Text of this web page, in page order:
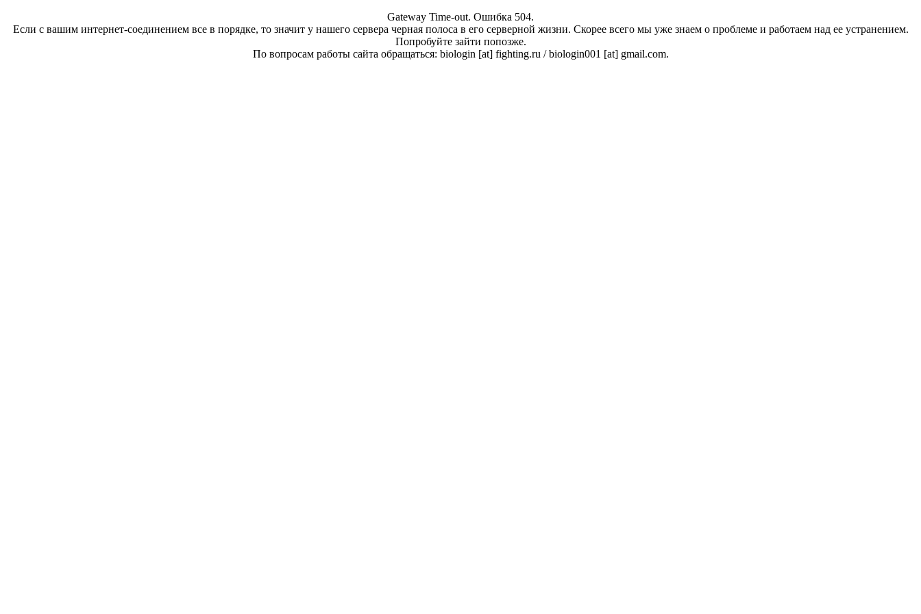
Gateway Time-out. Ошибка 504.
Если с вашим интернет-соединением все в порядке, то значит у нашего сервера черная полоса в его серверной жизни. Скорее всего мы уже знаем о проблеме и работаем над ее устранением.
Попробуйте зайти попозже.
По вопросам работы сайта обращаться: biologin [at] fighting.ru / biologin001 [at] gmail.com.